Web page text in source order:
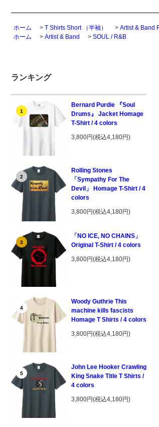
ホーム > T Shirts Short （半袖） > Artist & Band
ホーム
> Artist & Band > SOUL / R&B
ランキング
1
Bernard Purdie 『Soul
Drums』 Jacket Homage
T-Shirt / 4 colors
3,800円(税込4,180円)
2
Rolling Stones
「Sympathy For The
Devil」 Homage T-Shirt / 4
colors
3,800円(税込4,180円)
3
「NO ICE, NO CHAINS」
Original T-Shirt / 4 colors
3,800円(税込4,180円)
4
Woody Guthrie This
machine kills fascists
Homage T Shirts / 4 colors
3,800円(税込4,180円)
5
John Lee Hooker Crawling
King Snake Title T Shirts /
4 colors
3,800円(税込4,180円)